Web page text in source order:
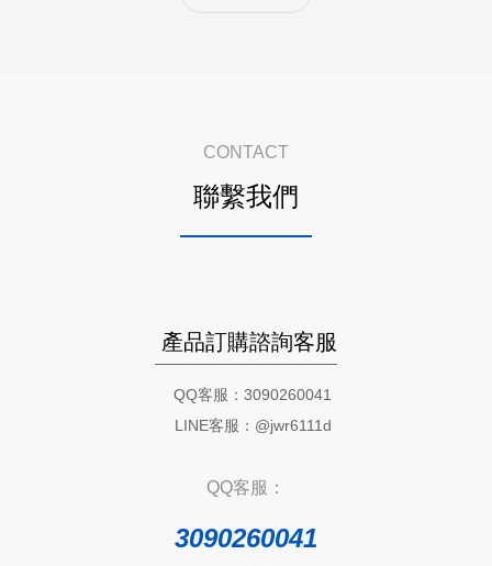
CONTACT
聯繫我們
產品訂購諮詢客服
QQ客服：3090260041
LINE客服：@jwr6111d
QQ客服：
3090260041